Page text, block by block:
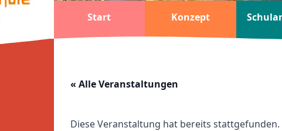
Start Konzept
« Alle Veranstaltungen
Diese Veranstaltung hat bereits stattgefunden.